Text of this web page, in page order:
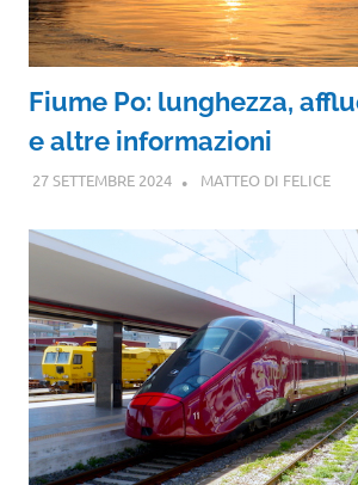
Fiume Po: lunghezza,
e altre informazioni
27 SETTEMBRE 2024 MATTEO DI FELICE